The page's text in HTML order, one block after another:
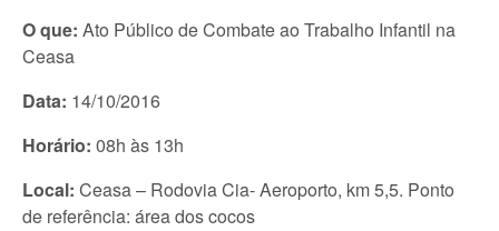
O que: Ato Público de Combate ao Trabalho Infantil na
Ceasa
Data: 14/10/2016
Horário: 08h às 13h
Local: Ceasa – Rodovia Cia- Aeroporto, km 5,5. Ponto
de referência: área dos cocos